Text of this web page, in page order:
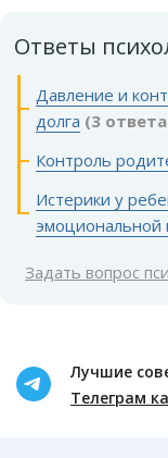
Ответы
Давление и
долга (3
Контроль
Истерики у
эмоциональной
Задать вопрос
Лучшие
Телеграм